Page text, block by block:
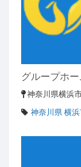
グループホ
神奈川県横浜
神奈川県 横